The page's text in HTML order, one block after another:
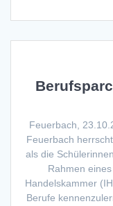
Feuerbach,
Feuerbach
als die
Rahmen
Handelskammer
Berufe